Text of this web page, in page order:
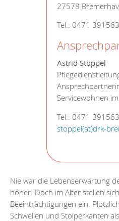
27578
Tel.: 0471
Astrid Stoppel
Servicewohnen
Tel.: 0471
stoppel(at)drk-
Nie war die Lebenserwartung
höher. Doch im Alter stellen
Beeinträchtigungen ein.
Schwellen und Stolperkanten